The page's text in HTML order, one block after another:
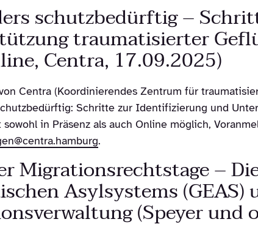
schutzbedürftig –
traumatisierter
Centra, 17.09.2025)
Centra (Koordinierendes Zentrum für
Schritte zur Identifizierung und
sowohl in Präsenz als auch Online möglich,
.
Migrationsrechtstage –
Asylsystems
(Speyer und